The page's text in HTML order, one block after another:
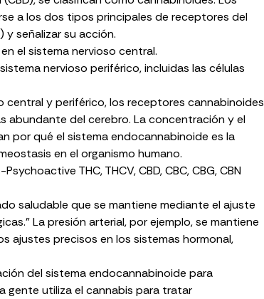
a los dos tipos principales de receptores del
y señalizar su acción.
el sistema nervioso central.
nervioso periférico, incluidas las células
central y periférico, los receptores cannabinoides
abundante del cerebro. La concentración y el
por qué el sistema endocannabinoide es la
en el organismo humano.
saludable que se mantiene mediante el ajuste
La presión arterial, por ejemplo, se mantiene
ajustes precisos en los sistemas hormonal,
del sistema endocannabinoide para
gente utiliza el cannabis para tratar